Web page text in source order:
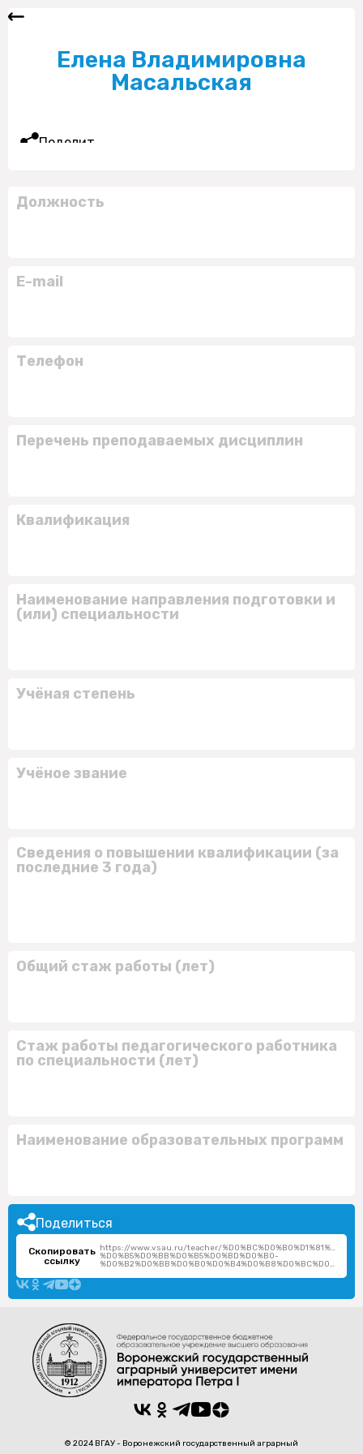
Елена Владимировна
Масальская
Поделиться
Должность
E-mail
Телефон
Перечень преподаваемых дисциплин
Квалификация
Наименование направления подготовки и
(или) специальности
Учёная степень
Учёное звание
Сведения о повышении квалификации (за
последние 3 года)
Общий стаж работы (лет)
Стаж работы педагогического работника
по специальности (лет)
Наименование образовательных программ
Поделиться
Скопировать
ссылку
https://www.vsau.ru/teacher/
%D0%B5%D0%BB%D0%B5%D0%BD%D0%B0-
%D0%B2%D0%BB%D0%B0%D0%B4%D0%B8%D0%BC%D0%B8%D1%80%D0%BE%D0%B2%D0%BD%D0%B0/
© 2024 ВГАУ - Воронежский государственный аграрный